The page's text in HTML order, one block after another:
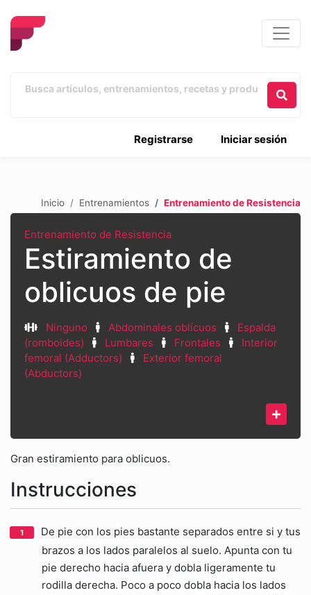
Iniciar sesión
Registrarse
Inicio Entrenamientos Entrenamiento de Resistencia
Entrenamiento de Resistencia
Estiramiento de
oblicuos de pie
Ninguno Abdominales oblícuos
Espalda
(romboides)
Lumbares Frontales
Interior
femoral (Adductors)
Exterior femoral
(Abductors)
Gran estiramiento para oblicuos.
Instrucciones
De pie con los pies bastante separados entre si y tus
brazos a los lados paralelos al suelo. Apunta con tu
pie derecho hacia afuera y dobla ligeramente tu
rodilla derecha. Poco a poco dobla hacia los lados